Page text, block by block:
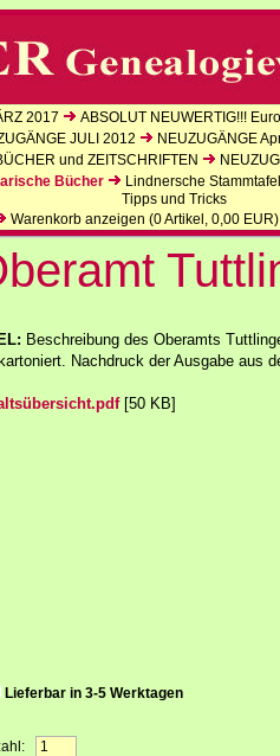
2017
ABSOLUT NEUWERTIG!!!
JULI 2012
NEUZUGÄNGE
und ZEITSCHRIFTEN
Bücher
Lindnersche
Tipps und Tricks
Warenkorb anzeigen (0Artikel, 0,00 EUR)
Beschreibung des Oberamts
Nachdruck der Ausgabe aus
[50 KB]
Lieferbar in 3-5 Werktagen